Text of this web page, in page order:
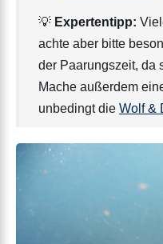
💡 Expertentipp:
achte aber bitte
der Paarungszeit, da
Mache außerdem
unbedingt die Wolf &